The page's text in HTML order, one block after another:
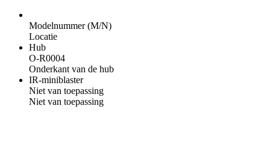
Modelnummer (M/N)
Locatie
Hub
O-R0004
Onderkant van de hub
IR-miniblaster
Niet van toepassing
Niet van toepassing